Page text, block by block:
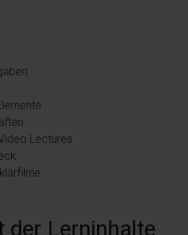
Lectures
der Lerninhalte